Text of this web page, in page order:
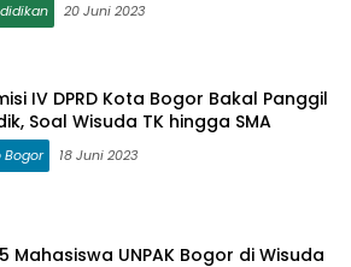
20 Juni 2023
IV DPRD Kota Bogor Bakal Panggil
Soal Wisuda TK hingga SMA
Bogor 18 Juni 2023
Mahasiswa UNPAK Bogor di Wisuda